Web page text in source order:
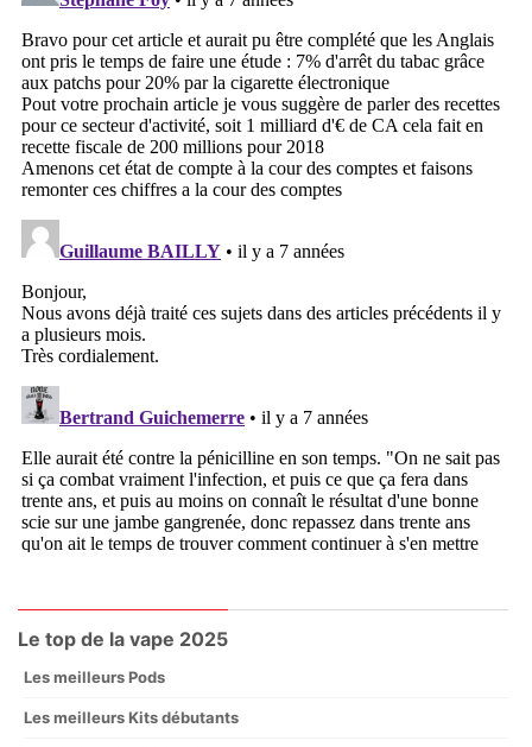
Le top de la vape 2025
Les meilleurs Pods
Les meilleurs Kits débutants